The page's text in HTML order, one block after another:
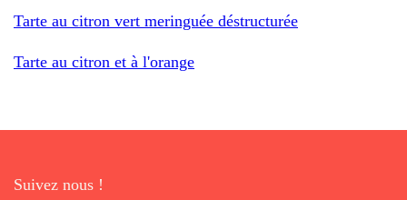
Tarte au citron vert meringuée déstructurée
Tarte au citron et à l'orange
Suivez nous !